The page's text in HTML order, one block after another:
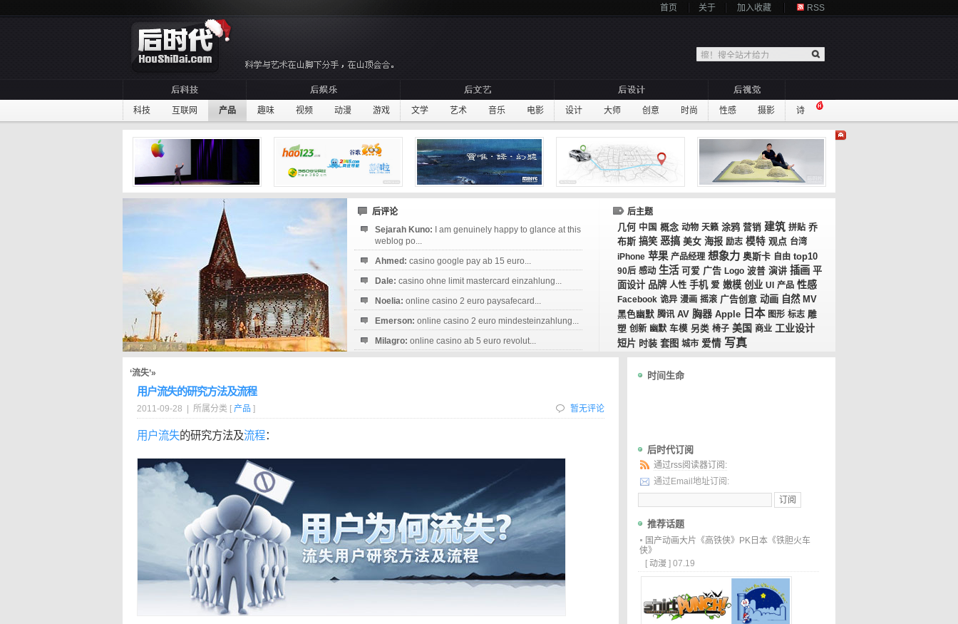
首页 关于 加入收藏 RSS
科技 互联网 产品 趣味 视频 动漫 游戏 文学 艺术 音乐 电影 设计 大师 创意 时尚 性感 摄影 诗
后评论
Sejarah Kuno:
I am genuinely happy to glance at this
weblog po...
Ahmed: casino google pay ab 15 euro...
Dale: casino ohne limit mastercard einzahlung...
Noelia: online casino 2 euro paysafecard...
Emerson: online casino 2 euro mindesteinzahlung...
Milagro: online casino ab 5 euro revolut...
后主题
几何 中国 概念 动物 天籁 涂鸦 营销 建筑 拼贴 乔
布斯 搞笑 恶搞 美女 海报 励志 模特 观点 台湾
iPhone 苹果 产品经理 想象力 奥斯卡 自由 top10
90后 感动 生活 可爱 广告 Logo 波普 演讲 插画 平
面设计 品牌 人性 手机 爱 嫩模 创业 UI 产品 性感
Facebook 诡异 漫画 摇滚 广告创意 动画 自然 MV
黑色幽默 腾讯 AV 胸器 Apple 日本 图形 标志 雕
塑 创新 幽默 车模 另类 椅子 美国 商业 工业设计
短片 时装 套图 城市 爱情 写真
‘流失’»
用户流失的研究方法及流程
2011-09-28 | 所属分类 [ 产品 ] 暂无评论
用户流失的研究方法及流程：
时间生命
后时代订阅
通过rss阅读器订阅:
通过Email地址订阅:
推荐话题
国产动画大片《高铁侠》PK日本《铁胆火车
侠》
[ 动漫 ] 07.19